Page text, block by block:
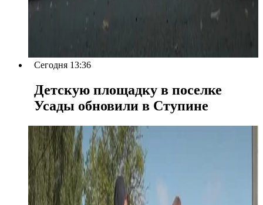
Сегодня 13:36
Детскую площадку в поселке
Усады обновили в Ступине